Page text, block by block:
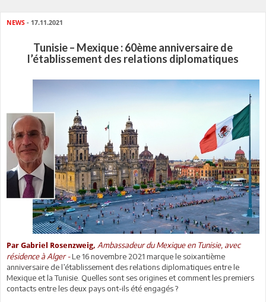
NEWS - 17.11.2021
Tunisie – Mexique : 60ème anniversaire de
l’établissement des relations diplomatiques
Par Gabriel Rosenzweig, Ambassadeur du Mexique en Tunisie, avec
résidence à Alger -Le 16 novembre 2021 marque le soixantième
anniversaire de l’établissement des relations diplomatiques entre le
Mexique et la Tunisie. Quelles sont ses origines et comment les premiers
contacts entre les deux pays ont-ils été engagés ?